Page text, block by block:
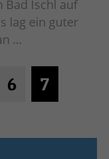
Bad Ischl auf
lag ein guter
...
6 7